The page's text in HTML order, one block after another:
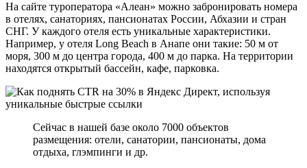
На сайте туроператора «Алеан» можно забронировать номера
в отелях, санаториях, пансионатах России, Абхазии и стран
СНГ. У каждого отеля есть уникальные характеристики.
Например, у отеля Long Beach в Анапе они такие: 50 м от
моря, 300 м до центра города, 400 м до парка. На территории
находятся открытый бассейн, кафе, парковка.
Сейчас в нашей базе около 7000 объектов
размещения: отели, санатории, пансионаты, дома
отдыха, глэмпинги и др.